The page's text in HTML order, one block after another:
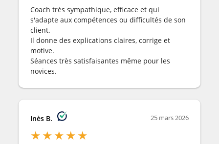
Coach très sympathique, efficace et qui
s'adapte aux compétences ou difficultés de son
client.
Il donne des explications claires, corrige et
motive.
Séances très satisfaisantes même pour les
novices.
Inès B. 25 mars 2026
★★★★★